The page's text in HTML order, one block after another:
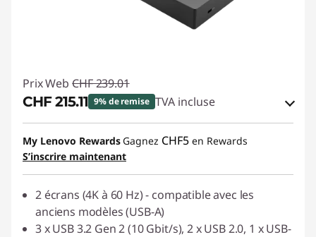
Prix Web CHF 239.01
CHF 215.11 9% de remise TVA incluse
Bons de réduction en ligne :-CHF 23.90
Code de réduction :
My Lenovo Rewards Gagnez CHF5 en Rewards
S’inscrire maintenant
2 écrans (4K à 60 Hz) - compatible avec les
anciens modèles (USB-A)
3 x USB 3.2 Gen 2 (10 Gbit/s), 2 x USB 2.0, 1 x USB-